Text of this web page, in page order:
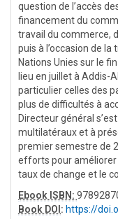
question de l’accès
financement du
travail du commerce,
puis à l’occasion de
Nations Unies sur le
lieu en juillet à Addis-
particulier celles des
plus de difficultés à
Directeur général
multilatéraux et à
premier semestre de
efforts pour améliorer
taux de change et le
Ebook ISBN:
Book DOI : https://